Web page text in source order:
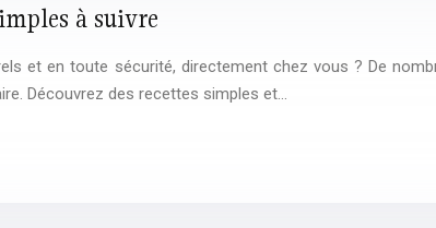
à suivre
et en toute sécurité, directement chez vous ? De
Découvrez des recettes simples et…